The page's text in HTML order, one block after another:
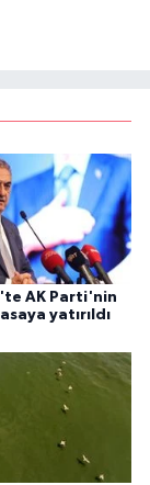
AK Parti'nin
yatırıldı